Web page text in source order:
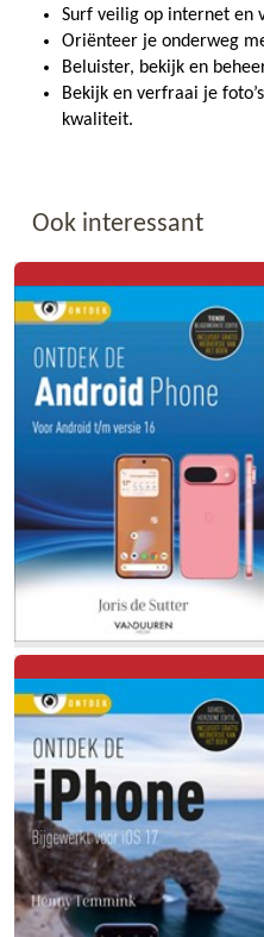
Surf veilig op internet en
Oriënteer je onderweg
Beluister, bekijk en
Bekijk en verfraai je
kwaliteit.
Ook interessant